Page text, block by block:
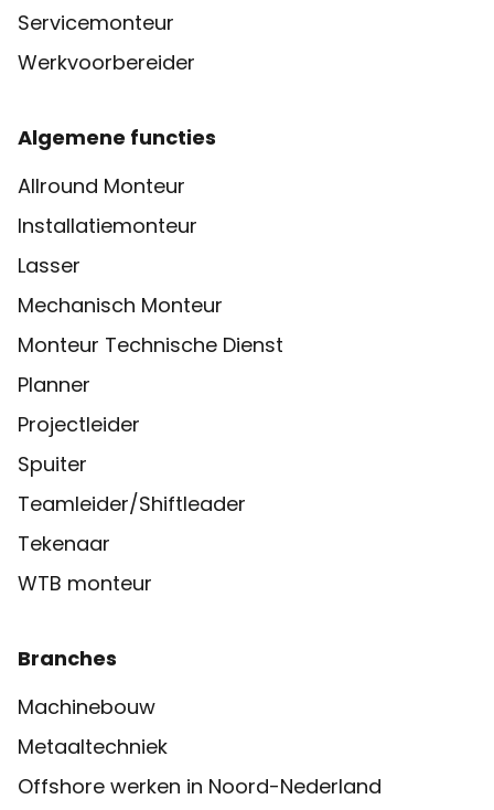
Servicemonteur
Werkvoorbereider
Algemene functies
Allround Monteur
Installatiemonteur
Lasser
Mechanisch Monteur
Monteur Technische Dienst
Planner
Projectleider
Spuiter
Teamleider/Shiftleader
Tekenaar
WTB monteur
Branches
Machinebouw
Metaaltechniek
Offshore werken in Noord-Nederland